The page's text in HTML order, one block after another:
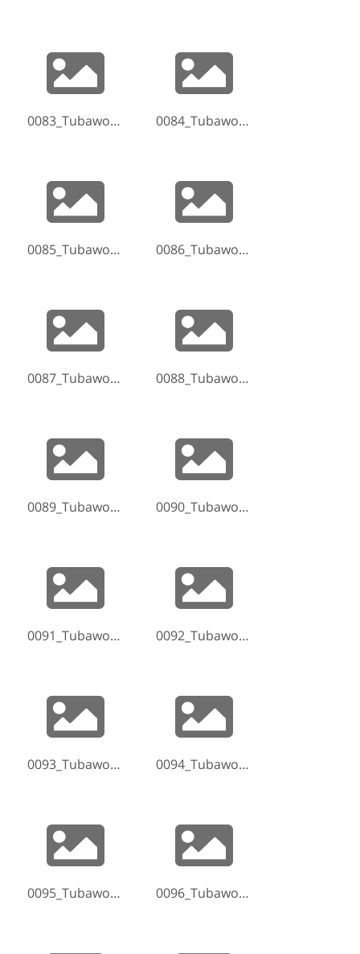
0083_Tubaworkshop-Hammelburg-2017-170521-191027.jpg 0084_Tubaworkshop-Hammelburg-2017-170521-192008.jpg
0085_Tubaworkshop-Hammelburg-2017-170521-192043.jpg 0086_Tubaworkshop-Hammelburg-2017-170521-193628.jpg
0087_Tubaworkshop-Hammelburg-2017-170521-202303.jpg 0088_Tubaworkshop-Hammelburg-2017-170521-202438.jpg
0089_Tubaworkshop-Hammelburg-2017-170521-202715.jpg 0090_Tubaworkshop-Hammelburg-2017-170521-202722.jpg
0091_Tubaworkshop-Hammelburg-2017-170521-210608.jpg 0092_Tubaworkshop-Hammelburg-2017-170521-212631.jpg
0093_Tubaworkshop-Hammelburg-2017-170521-212658.jpg 0094_Tubaworkshop-Hammelburg-2017-170521-212941.jpg
0095_Tubaworkshop-Hammelburg-2017-170521-213235.jpg 0096_Tubaworkshop-Hammelburg-2017-170521-221311.jpg